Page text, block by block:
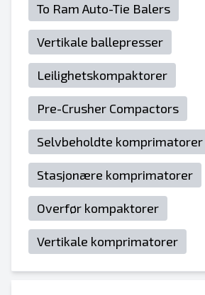
To Ram Auto-Tie Balers
Vertikale ballepresser
Leilighetskompaktorer
Pre-Crusher Compactors
Selvbeholdte komprimatorer
Stasjonære komprimatorer
Overfør kompaktorer
Vertikale komprimatorer